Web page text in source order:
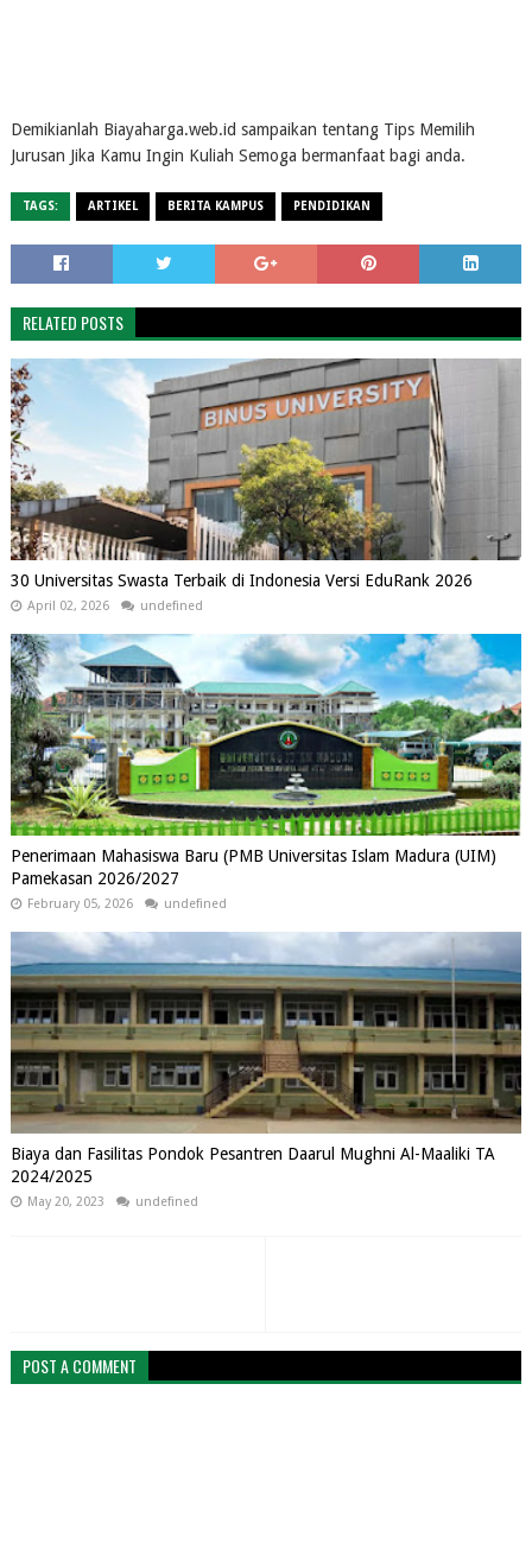
Demikianlah Biayaharga.web.id sampaikan tentang Tips Memilih
Jurusan Jika Kamu Ingin Kuliah Semoga bermanfaat bagi anda.
TAGS: ARTIKEL BERITA KAMPUS PENDIDIKAN
RELATED POSTS
30 Universitas Swasta Terbaik di Indonesia Versi EduRank 2026
April 02, 2026 undefined
Penerimaan Mahasiswa Baru (PMB Universitas Islam Madura (UIM)
Pamekasan 2026/2027
February 05, 2026 undefined
Biaya dan Fasilitas Pondok Pesantren Daarul Mughni Al-Maaliki TA
2024/2025
May 20, 2023 undefined
POST A COMMENT